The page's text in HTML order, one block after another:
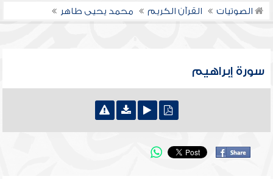
الصوتيات القرآن الكريم محمد يحيى طاهر
سورة إبراهيم